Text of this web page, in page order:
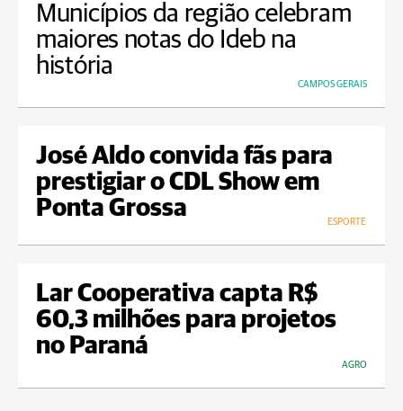
Municípios da região celebram
maiores notas do Ideb na
história
CAMPOS GERAIS
José Aldo convida fãs para
prestigiar o CDL Show em
Ponta Grossa
ESPORTE
Lar Cooperativa capta R$
60,3 milhões para projetos
no Paraná
AGRO